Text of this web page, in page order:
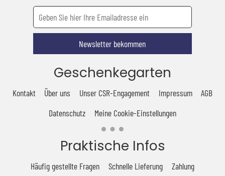
Newsletter bekommen
Geschenkegarten
Kontakt Über uns Unser CSR-Engagement Impressum
AGB
Datenschutz
Meine Cookie-Einstellungen
Praktische Infos
Häufig gestellte Fragen Schnelle Lieferung Zahlung